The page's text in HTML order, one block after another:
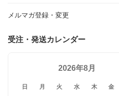
メルマガ登録・変更
受注・発送カレンダー
2026年8月
日 月 火 水 木 金